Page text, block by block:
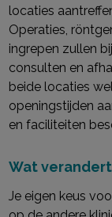
locaties
Operaties,
ingrepen zullen
consulten en
beide locaties
openingstijden
en faciliteiten
Wat
Je eigen keus